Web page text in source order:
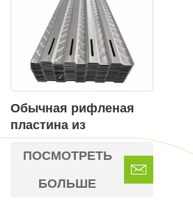
Обычная рифленая
пластина из
нержавеющей стали
для крепления
солнечных панелей.
ПОСМОТРЕТЬ
БОЛЬШЕ